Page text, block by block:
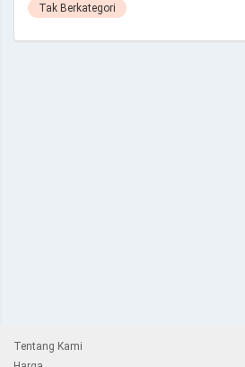
Tak Berkategori
Tentang Kami